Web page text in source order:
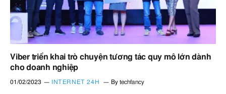
Viber triển khai trò chuyện tương tác quy mô lớn dành
cho doanh nghiệp
01/02/2023 INTERNET 24H By techfancy